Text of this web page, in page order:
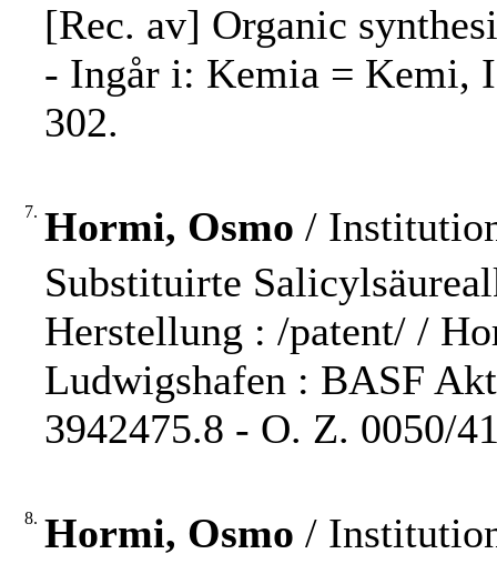
[Rec. av] Organic
- Ingår i: Kemia = Kemi,
302.
7. Hormi, Osmo /
Substituirte
Herstellung : /patent/ /
Ludwigshafen : BASF
3942475.8 - O. Z. 0050/
8. Hormi, Osmo /